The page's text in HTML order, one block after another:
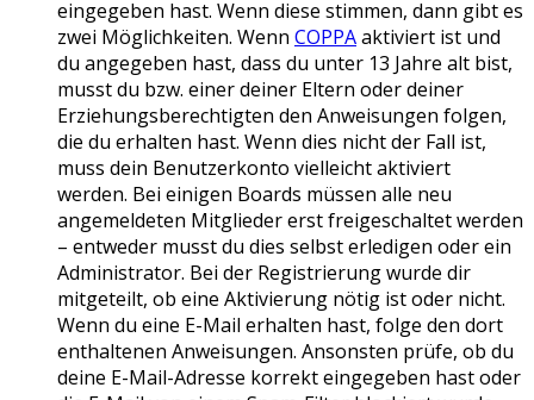
eingegeben hast. Wenn diese stimmen, dann gibt es
zwei Möglichkeiten. Wenn COPPAaktiviert ist und
du angegeben hast, dass du unter 13 Jahre alt bist,
musst du bzw. einer deiner Eltern oder deiner
Erziehungsberechtigten den Anweisungen folgen,
die du erhalten hast. Wenn dies nicht der Fall ist,
muss dein Benutzerkonto vielleicht aktiviert
werden. Bei einigen Boards müssen alle neu
angemeldeten Mitglieder erst freigeschaltet werden
– entweder musst du dies selbst erledigen oder ein
Administrator. Bei der Registrierung wurde dir
mitgeteilt, ob eine Aktivierung nötig ist oder nicht.
Wenn du eine E-Mail erhalten hast, folge den dort
enthaltenen Anweisungen. Ansonsten prüfe, ob du
deine E-Mail-Adresse korrekt eingegeben hast oder